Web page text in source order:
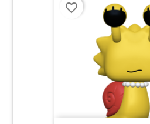
favorite_border